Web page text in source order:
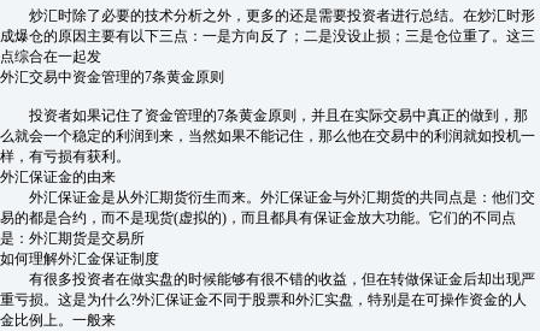
炒汇时除了必要的技术分析之外，更多的还是需要投资者进行总结。在炒汇时形
成爆仓的原因主要有以下三点：一是方向反了；二是没设止损；三是仓位重了。这三
点综合在一起发
外汇交易中资金管理的7条黄金原则
投资者如果记住了资金管理的7条黄金原则，并且在实际交易中真正的做到，那
么就会一个稳定的利润到来，当然如果不能记住，那么他在交易中的利润就如投机一
样，有亏损有获利。
外汇保证金的由来
外汇保证金是从外汇期货衍生而来。外汇保证金与外汇期货的共同点是：他们交
易的都是合约，而不是现货(虚拟的)，而且都具有保证金放大功能。它们的不同点
是：外汇期货是交易所
如何理解外汇金保证制度
有很多投资者在做实盘的时候能够有很不错的收益，但在转做保证金后却出现严
重亏损。这是为什么?外汇保证金不同于股票和外汇实盘，特别是在可操作资金的人
金比例上。一般来